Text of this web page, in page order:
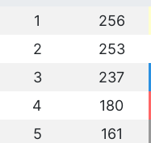
1 256
2
253
3
237
4
180
5
161